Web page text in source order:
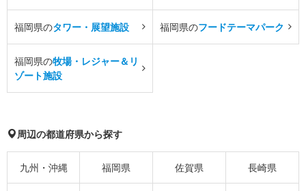
福岡県のタワー・展望施設 福岡県のフードテーマパーク
福岡県の牧場・レジャー＆リ
ゾート施設
周辺の都道府県から探す
九州・沖縄 福岡県 佐賀県 長崎県